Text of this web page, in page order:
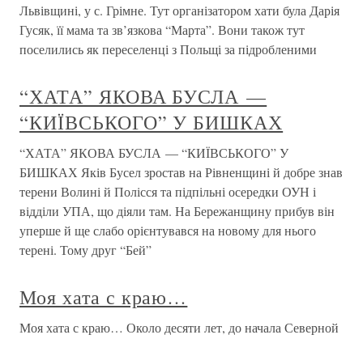
Львівщині, у с. Грімне. Тут організатором хати була Дарія
Гусяк, її мама та зв’язкова “Марта”. Вони також тут
поселились як переселенці з Польщі за підробленими
“ХАТА” ЯКОВА БУСЛА —
“КИЇВСЬКОГО” У БИШКАХ
“ХАТА” ЯКОВА БУСЛА — “КИЇВСЬКОГО” У
БИШКАХ Яків Бусел зростав на Рівненщині й добре знав
терени Волині й Полісся та підпільні осередки ОУН і
відділи УПА, що діяли там. На Бережанщину прибув він
уперше й ще слабо орієнтувався на новому для нього
терені. Тому друг “Бей”
Моя хата с краю…
Моя хата с краю… Около десяти лет, до начала Северной